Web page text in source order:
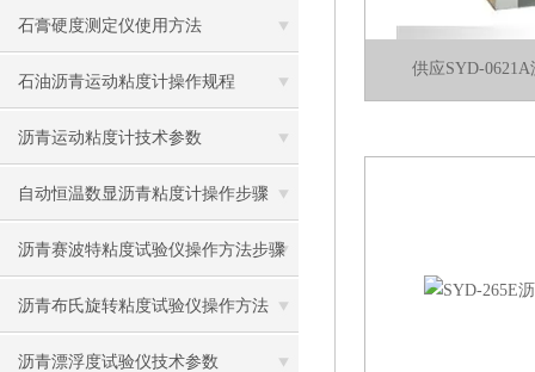
石膏硬度测定仪使用方法
石油沥青运动粘度计操作规程
沥青运动粘度计技术参数
自动恒温数显沥青粘度计操作步骤
沥青赛波特粘度试验仪操作方法步骤
沥青布氏旋转粘度试验仪操作方法
沥青漂浮度试验仪技术参数
供应SYD-